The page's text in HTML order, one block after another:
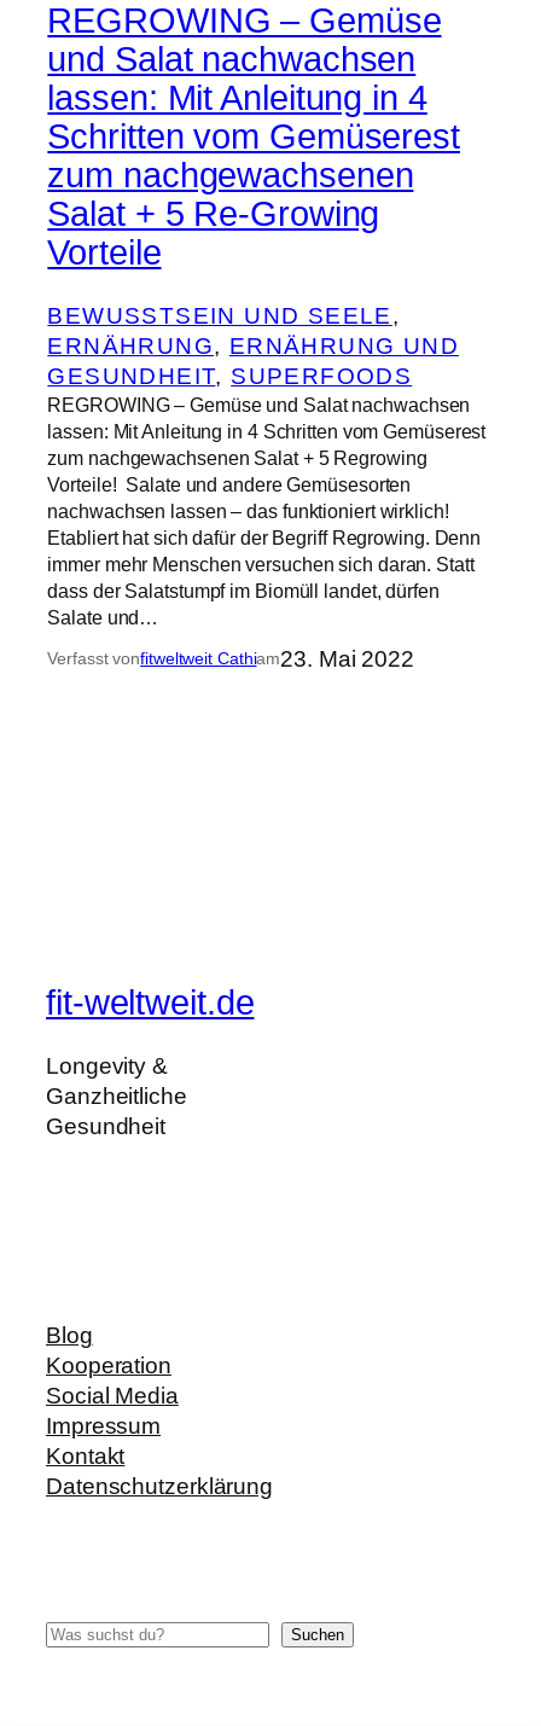
REGROWING – Gemüse
und Salat nachwachsen
lassen: Mit Anleitung in 4
Schritten vom Gemüserest
zum nachgewachsenen
Salat + 5 Re-Growing
Vorteile
BEWUSSTSEIN UND SEELE
ERNÄHRUNG, ERNÄHRUNG UND
GESUNDHEIT, SUPERFOODS
REGROWING – Gemüse und Salat nachwachsen
lassen: Mit Anleitung in 4 Schritten vom Gemüserest
zum nachgewachsenen Salat + 5 Regrowing
Vorteile! Salate und andere Gemüsesorten
nachwachsen lassen – das funktioniert wirklich!
Etabliert hat sich dafür der Begriff Regrowing. Denn
immer mehr Menschen versuchen sich daran. Statt
dass der Salatstumpf im Biomüll landet, dürfen
Salate und…
Verfasst vonfitweltweit Cathiam23. Mai 2022
fit-weltweit.de
Longevity &
Ganzheitliche
Gesundheit
Blog
Kooperation
Social Media
Impressum
Kontakt
Datenschutzerklärung
Suchen Suchen